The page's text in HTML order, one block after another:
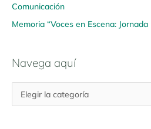
Comunicación
Memoria “Voces en Escena:
Navega aquí